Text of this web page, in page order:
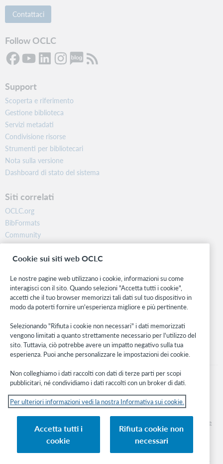
Contattaci
Follow OCLC
Support
Scoperta e riferimento
Gestione biblioteca
Servizi metadati
Condivisione risorse
Strumenti per bibliotecari
Nota sulla versione
Dashboard di stato del sistema
Siti correlati
OCLC.org
BibFormats
Community
Ricerca
WebJunction
Stay in the know.
Ricevi gli ultimi aggiornamenti di prodotti, ricerche, eventi e molto
altro direttamente nella tua casella di posta.
Subscribe now
© 2026 OCLC
Marchi e/o marchi di servizio nazionali e internazionali di OCLC, Inc. e delle sue
Informativa sui cookie Elenco e impostazioni dei cookie
Cookie sui siti web OCLC
Le nostre pagine web utilizzano i cookie, informazioni su come
interagisci con il sito. Quando selezioni "Accetta tutti i cookie",
accetti che il tuo browser memorizzi tali dati sul tuo dispositivo in
modo da poterti fornire un'esperienza migliore e più pertinente.
Selezionando "Rifiuta i cookie non necessari" i dati memorizzati
vengono limitati a quanto strettamente necessario per l'utilizzo del
sito. Tuttavia, ciò potrebbe avere un impatto negativo sulla tua
esperienza. Puoi anche personalizzare le impostazioni dei cookie.
Non colleghiamo i dati raccolti con dati di terze parti per scopi
pubblicitari, né condividiamo i dati raccolti con un broker di dati.
Per ulteriori informazioni vedi la nostra Informativa sui cookie.
Accetta tutti i
cookie
Rifiuta cookie non
necessari